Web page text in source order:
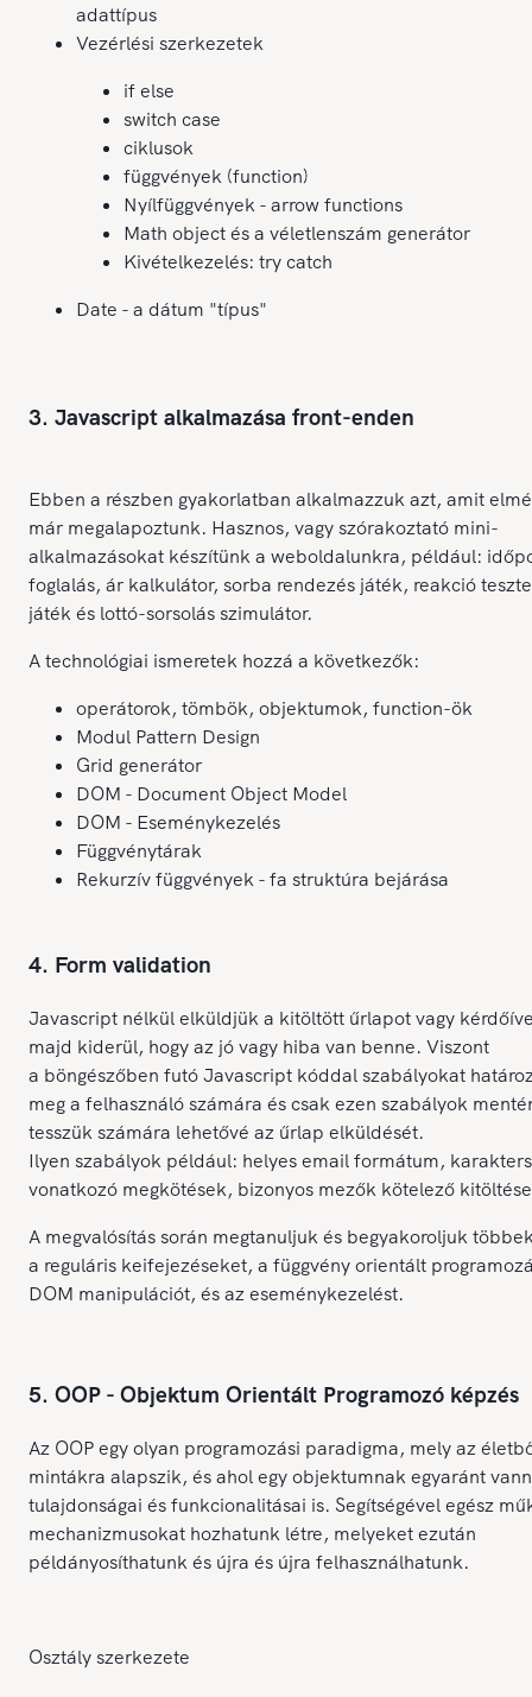
adattípus
Vezérlési szerkezetek
if else
switch case
ciklusok
függvények (function)
Nyílfüggvények - arrow functions
Math object és a véletlenszám generátor
Kivételkezelés: try catch
Date - a dátum "típus"
3. Javascript alkalmazása front-enden
Ebben a részben gyakorlatban alkalmazzuk azt, amit
már megalapoztunk. Hasznos, vagy szórakoztató mini-
alkalmazásokat készítünk a weboldalunkra, például:
foglalás, ár kalkulátor, sorba rendezés játék, reakció
játék és lottó-sorsolás szimulátor.
A technológiai ismeretek hozzá a következők:
operátorok, tömbök, objektumok, function-ök
Modul Pattern Design
Grid generátor
DOM - Document Object Model
DOM - Eseménykezelés
Függvénytárak
Rekurzív függvények - fa struktúra bejárása
4. Form validation
Javascript nélkül elküldjük a kitöltött űrlapot vagy
majd kiderül, hogy az jó vagy hiba van benne. Viszont
a böngészőben futó Javascript kóddal szabályokat
meg a felhasználó számára és csak ezen szabályok
tesszük számára lehetővé az űrlap elküldését.
Ilyen szabályok például: helyes email formátum,
vonatkozó megkötések, bizonyos mezők kötelező
A megvalósítás során megtanuljuk és begyakoroljuk
a reguláris keifejezéseket, a függvény orientált
DOM manipulációt, és az eseménykezelést.
5. OOP - Objektum Orientált Programozó képzés
Az OOP egy olyan programozási paradigma, mely az
mintákra alapszik, és ahol egy objektumnak egyaránt
tulajdonságai és funkcionalitásai is. Segítségével egész
mechanizmusokat hozhatunk létre, melyeket ezután
példányosíthatunk és újra és újra felhasználhatunk.
Osztály szerkezete